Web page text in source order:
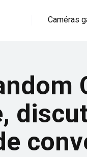
Caméras